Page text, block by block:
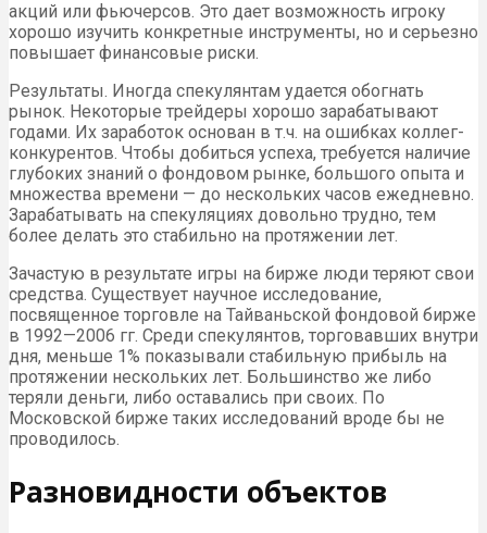
акций или фьючерсов. Это дает возможность игроку
хорошо изучить конкретные инструменты, но и серьезно
повышает финансовые риски.
Результаты. Иногда спекулянтам удается обогнать
рынок. Некоторые трейдеры хорошо зарабатывают
годами. Их заработок основан в т.ч. на ошибках коллег-
конкурентов. Чтобы добиться успеха, требуется наличие
глубоких знаний о фондовом рынке, большого опыта и
множества времени — до нескольких часов ежедневно.
Зарабатывать на спекуляциях довольно трудно, тем
более делать это стабильно на протяжении лет.
Зачастую в результате игры на бирже люди теряют свои
средства. Существует научное исследование,
посвященное торговле на Тайваньской фондовой бирже
в 1992—2006 гг. Среди спекулянтов, торговавших внутри
дня, меньше 1% показывали стабильную прибыль на
протяжении нескольких лет. Большинство же либо
теряли деньги, либо оставались при своих. По
Московской бирже таких исследований вроде бы не
проводилось.
Разновидности объектов